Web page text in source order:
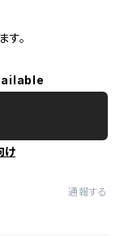
。
け
通報する